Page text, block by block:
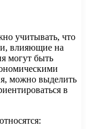
учитывать, что
влияющие на
могут быть
можно выделить
в